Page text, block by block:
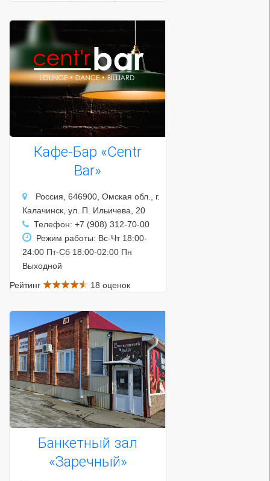
Кафе-Бар «Centr
Bar»
Россия, 646900, Омская обл., г.
Калачинск, ул. П. Ильичева, 20
Телефон: +7 (908) 312-70-00
Режим работы: Вс-Чт 18:00-
24:00 Пт-Сб 18:00-02:00 Пн
Выходной
Рейтинг
18 оценок
Банкетный зал
«Заречный»